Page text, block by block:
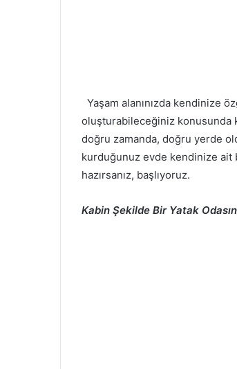
Yaşam alanınızda kendinize
oluşturabileceğiniz konusunda
doğru zamanda, doğru yerde
kurduğunuz evde kendinize ait
hazırsanız, başlıyoruz.
Kabin Şekilde Bir Yatak